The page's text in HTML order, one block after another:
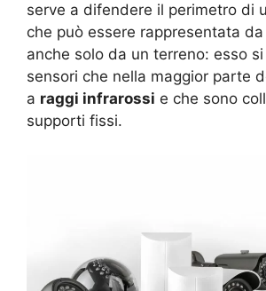
serve a difendere il perimetro di
che può essere rappresentata
anche solo da un terreno: esso
sensori che nella maggior parte
a raggi infrarossi e che sono
supporti fissi.